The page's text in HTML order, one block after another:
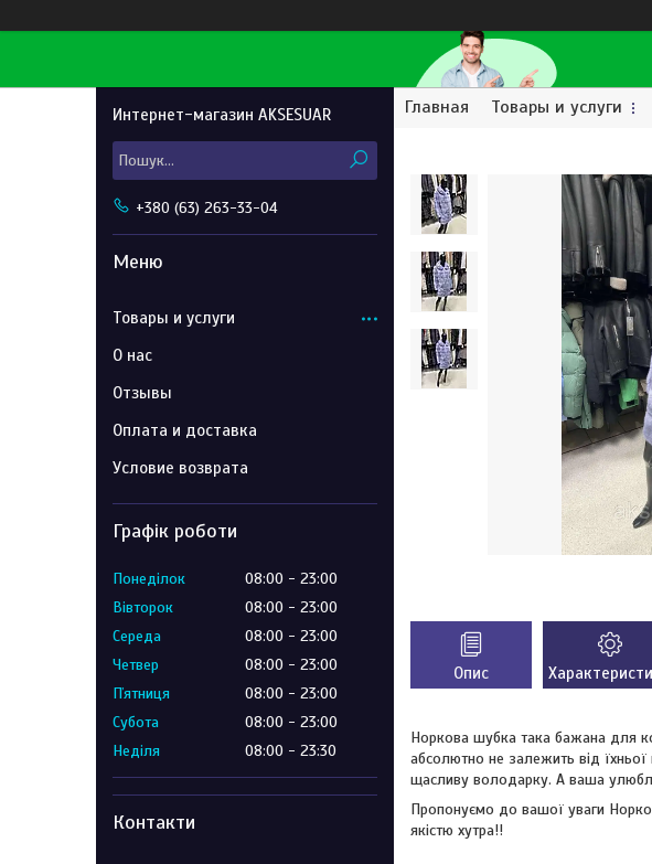
Главная Товары и услуги
Опис
Норкова шубка така бажана для
абсолютно не залежить від
щасливу володарку. А ваша
Пропонуємо до вашої уваги
якістю хутра!!
Интернет-магазин AKSESUAR
+380 (63) 263-33-04
Товары и услуги
О нас
Отзывы
Оплата и доставка
Условие возврата
Графік роботи
Понеділок 08:00
23:00
Вівторок
08:00
23:00
Середа
08:00
23:00
Четвер
08:00
23:00
Пʼятниця
08:00
23:00
Субота
08:00
23:00
Неділя
08:00 23:30
Контакти